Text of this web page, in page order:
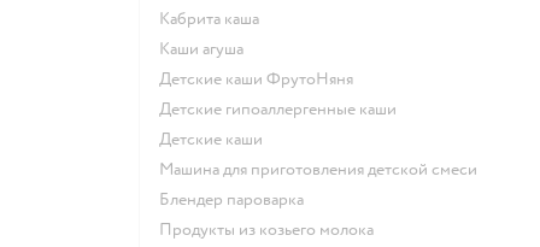
кабрита каша
каши агуша
Детские каши ФрутоНяня
Детские гипоаллергенные каши
детские каши
машина для приготовления детской смеси
блендер пароварка
продукты из козьего молока